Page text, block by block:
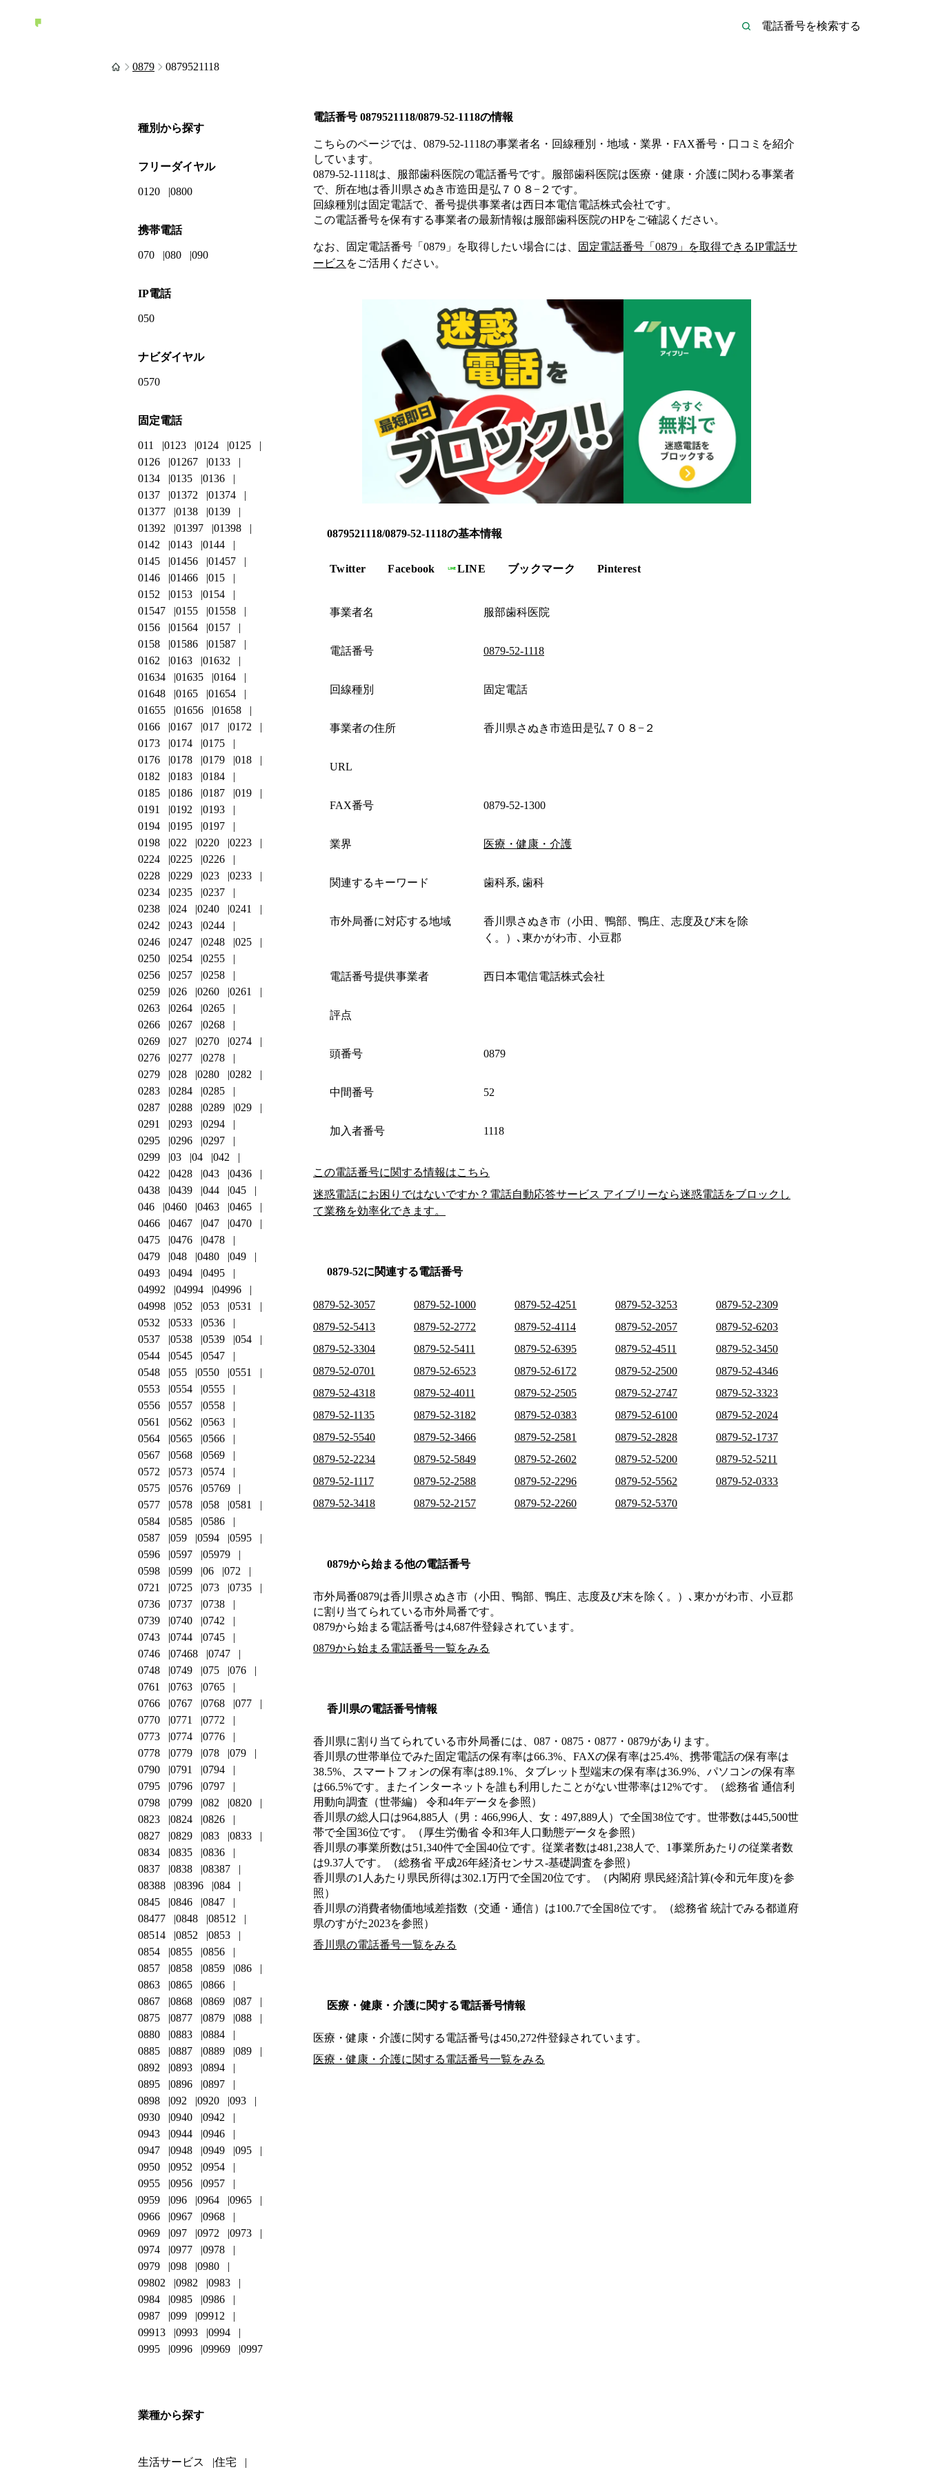
0879 0879521118
電話番号 0879521118/0879-52-1118の情報
こちらのページでは、 0879-52-1118の事業者名・回線種別・地域・業界・FAX番号・口コミを紹介
しています。
0879-52-1118は、 服部歯科医院の電話番号です。 服部歯科医院は医療・健康・介護に関わる事業者
で、所在地は香川県さぬき市造田是弘７０８−２ です。
回線種別は固定電話で、番号提供事業者は西日本電信電話株式会社です。
この電話番号を保有する事業者の最新情報は服部歯科医院のHPをご確認ください。
なお、固定電話番号「 0879 」を取得したい場合には、 固定電話番号「 0879 」を取得できるIP電話サ
ービス をご活用ください。
0879521118/0879-52-1118の基本情報
Twitter Facebook LINE ブックマーク Pinterest
事業者名 服部歯科医院
電話番号 0879-52-1118
回線種別 固定電話
事業者の住所 香川県さぬき市造田是弘７０８−２
URL
FAX番号 0879-52-1300
業界 医療・健康・介護
関連するキーワード 歯科系, 歯科
市外局番に対応する地域
香川県さぬき市（小田、鴨部、鴨庄、志度及び末を除
く。）､東かがわ市、小豆郡
電話番号提供事業者 西日本電信電話株式会社
評点
頭番号 0879
中間番号 52
加入者番号 1118
この電話番号に関する情報はこちら
迷惑電話にお困りではないですか？電話自動応答サービス アイブリーなら迷惑電話をブロックし
て業務を効率化できます。
0879-52に関連する電話番号
0879-52-3057 0879-52-1000 0879-52-4251 0879-52-3253
0879-52-2309
0879-52-5413
0879-52-2772 0879-52-4114 0879-52-2057
0879-52-6203
0879-52-3304
0879-52-5411 0879-52-6395 0879-52-4511
0879-52-3450
0879-52-0701
0879-52-6523 0879-52-6172 0879-52-2500
0879-52-4346
0879-52-4318
0879-52-4011 0879-52-2505 0879-52-2747
0879-52-3323
0879-52-1135
0879-52-3182 0879-52-0383 0879-52-6100
0879-52-2024
0879-52-5540
0879-52-3466 0879-52-2581 0879-52-2828
0879-52-1737
0879-52-2234
0879-52-5849 0879-52-2602 0879-52-5200
0879-52-5211
0879-52-1117
0879-52-2588 0879-52-2296 0879-52-5562
0879-52-0333
0879-52-3418
0879-52-2157 0879-52-2260 0879-52-5370
0879から始まる他の電話番号
市外局番0879は香川県さぬき市（小田、鴨部、鴨庄、志度及び末を除く。）､東かがわ市、小豆郡
に割り当てられている市外局番です。
0879から始まる電話番号は4,687件登録されています。
0879から始まる電話番号一覧をみる
香川県の電話番号情報
香川県に割り当てられている市外局番には、087・0875・0877・0879があります。
香川県の世帯単位でみた固定電話の保有率は66.3%、FAXの保有率は25.4%、携帯電話の保有率は
38.5%、スマートフォンの保有率は89.1%、タブレット型端末の保有率は36.9%、パソコンの保有率
は66.5%です。またインターネットを誰も利用したことがない世帯率は12%です。（総務省 通信利
用動向調査（世帯編） 令和4年データを参照）
香川県の総人口は964,885人（男：466,996人、女：497,889人）で全国38位です。世帯数は445,500世
帯で全国36位です。（厚生労働省 令和3年人口動態データを参照）
香川県の事業所数は51,340件で全国40位です。従業者数は481,238人で、1事業所あたりの従業者数
は9.37人です。（総務省 平成26年経済センサス‐基礎調査を参照）
香川県の1人あたり県民所得は302.1万円で全国20位です。（内閣府 県民経済計算(令和元年度)を参
照）
香川県の消費者物価地域差指数（交通・通信）は100.7で全国8位です。（総務省 統計でみる都道府
県のすがた2023を参照）
香川県の電話番号一覧をみる
医療・健康・介護に関する電話番号情報
医療・健康・介護に関する電話番号は450,272件登録されています。
医療・健康・介護に関する電話番号一覧をみる
種別から探す
フリーダイヤル
0120 0800
携帯電話
070 080 090
IP電話
050
ナビダイヤル
0570
固定電話
011 0123 0124
0125
0126
01267
0133
0134
0135
0136
0137
01372
01374
01377
0138
0139
01392
01397
01398
0142
0143
0144
0145
01456
01457
0146
01466
015
0152
0153
0154
01547
0155
01558
0156
01564
0157
0158
01586
01587
0162
0163
01632
01634
01635
0164
01648
0165
01654
01655
01656
01658
0166
0167 017
0172
0173
0174
0175
0176
0178 0179
018
0182
0183
0184
0185
0186 0187
019
0191
0192
0193
0194
0195
0197
0198
022 0220
0223
0224
0225
0226
0228
0229 023
0233
0234
0235
0237
0238
024 0240
0241
0242
0243
0244
0246
0247 0248
025
0250
0254
0255
0256
0257
0258
0259
026 0260
0261
0263
0264
0265
0266
0267
0268
0269
027 0270
0274
0276
0277
0278
0279
028 0280
0282
0283
0284
0285
0287
0288 0289
029
0291
0293
0294
0295
0296
0297
0299
03 04
042
0422
0428 043
0436
0438
0439 044
045
046
0460 0463
0465
0466
0467 047
0470
0475
0476
0478
0479
048 0480
049
0493
0494
0495
04992
04994
04996
04998
052 053
0531
0532
0533
0536
0537
0538 0539
054
0544
0545
0547
0548
055 0550
0551
0553
0554
0555
0556
0557
0558
0561
0562
0563
0564
0565
0566
0567
0568
0569
0572
0573
0574
0575
0576
05769
0577
0578 058
0581
0584
0585
0586
0587
059 0594
0595
0596
0597
05979
0598
0599 06
072
0721
0725 073
0735
0736
0737
0738
0739
0740
0742
0743
0744
0745
0746
07468
0747
0748
0749 075
076
0761
0763
0765
0766
0767 0768
077
0770
0771
0772
0773
0774
0776
0778
0779 078
079
0790
0791
0794
0795
0796
0797
0798
0799 082
0820
0823
0824
0826
0827
0829 083
0833
0834
0835
0836
0837
0838
08387
08388
08396
084
0845
0846
0847
08477
0848
08512
08514
0852
0853
0854
0855
0856
0857
0858 0859
086
0863
0865
0866
0867
0868 0869
087
0875
0877 0879
088
0880
0883
0884
0885
0887 0889
089
0892
0893
0894
0895
0896
0897
0898
092 0920
093
0930
0940
0942
0943
0944
0946
0947
0948 0949
095
0950
0952
0954
0955
0956
0957
0959
096 0964
0965
0966
0967
0968
0969
097 0972
0973
0974
0977
0978
0979
098
0980
09802
0982
0983
0984
0985
0986
0987
099
09912
09913
0993
0994
0995
0996 09969 0997
業種から探す
生活サービス 住宅